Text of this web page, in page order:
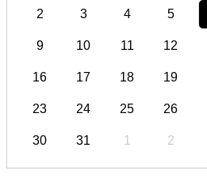
2 3 4 5
9 10 11 12
16 17 18 19
23 24 25 26
30 31 1 2